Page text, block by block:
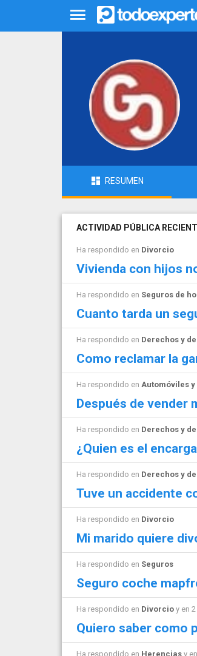
RESUMEN
ACTIVIDAD PÚBLICA
Ha respondido en Divorcio
Vivienda con hijos
Ha respondido en Seguros de
Cuanto tarda un
Ha respondido en Derechos y
Como reclamar la
Ha respondido en Automóviles
Después de vender
Ha respondido en Derechos y
¿Quien es el
Ha respondido en Derechos y
Tuve un accidente
Ha respondido en Divorcio
Mi marido quiere
Ha respondido en Seguros
Seguro coche
Ha respondido en Divorcio y en
Quiero saber como
Ha respondido en Herencias y